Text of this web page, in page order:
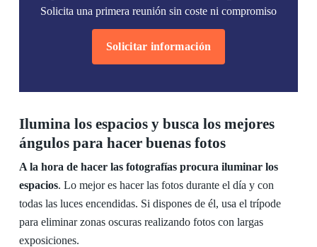
Solicita una primera reunión sin coste ni compromiso
Solicitar información
Ilumina los espacios y busca los mejores
ángulos para hacer buenas fotos
A la hora de hacer las fotografías procura iluminar los
espacios. Lo mejor es hacer las fotos durante el día y con
todas las luces encendidas. Si dispones de él, usa el trípode
para eliminar zonas oscuras realizando fotos con largas
exposiciones.